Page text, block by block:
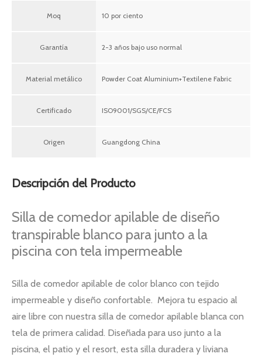
Moq 10 por ciento
Garantía 2-3 años bajo uso normal
Material metálico Powder Coat Aluminium+Textilene Fabric
Certificado ISO9001/SGS/CE/FCS
Origen Guangdong China
Descripción del Producto
Silla de comedor apilable de diseño
transpirable blanco para junto a la
piscina con tela impermeable
Silla de comedor apilable de color blanco con tejido
impermeable y diseño confortable. Mejora tu espacio al
aire libre con nuestra silla de comedor apilable blanca con
tela de primera calidad. Diseñada para uso junto a la
piscina, el patio y el resort, esta silla duradera y liviana